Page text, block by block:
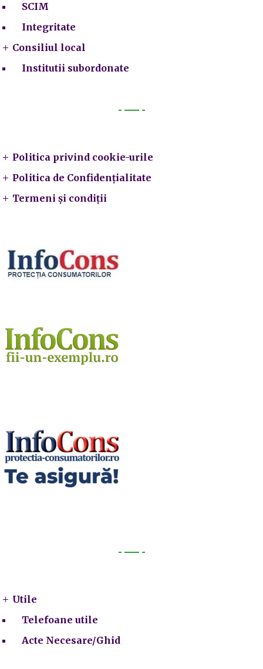
SCIM
Integritate
Consiliul local
Institutii subordonate
Politica privind cookie-urile
Politica de Confidențialitate
Termeni și condiții
Utile
Telefoane utile
Acte Necesare/Ghid